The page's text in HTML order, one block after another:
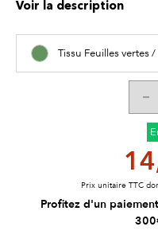
Voir la description
Tissu Feuilles vertes
Prix unitaire TTC
Profitez d'un